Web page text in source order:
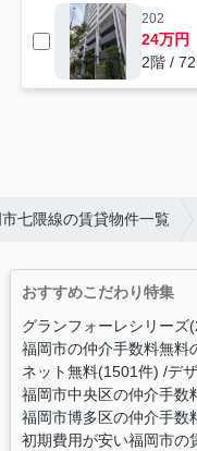
202
24万円
2階 /
七隈線の賃貸物件一覧
おすすめこだわり特集
グランフォーレシリーズ
福岡市の仲介手数料無料
ネット無料(1501件) デ
福岡市中央区の仲介手数
福岡市博多区の仲介手数
初期費用が安い福岡市の